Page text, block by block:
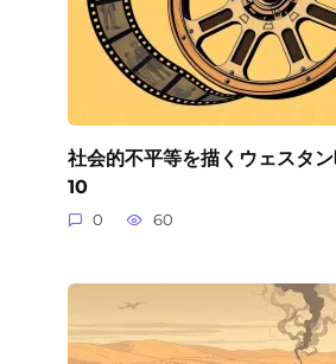
社会的不平等を描くウェスタ
10
0 60